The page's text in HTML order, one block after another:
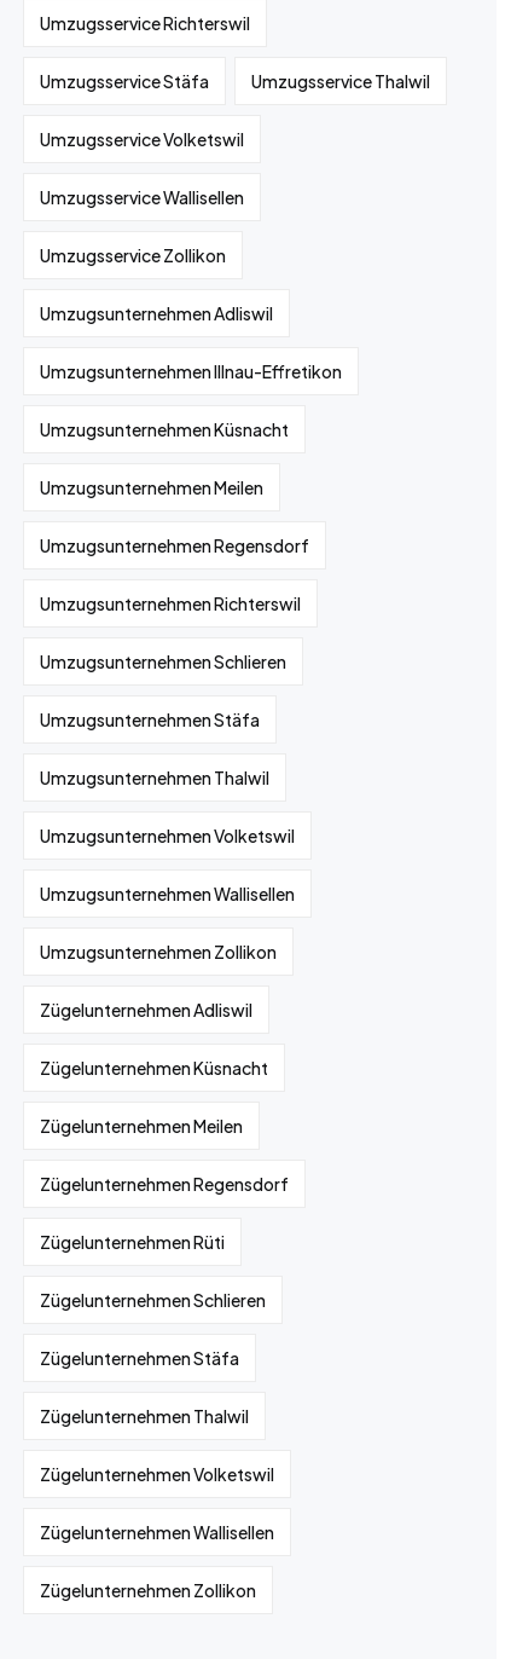
Umzugsservice Richterswil
Umzugsservice Stäfa Umzugsservice Thalwil
Umzugsservice Volketswil
Umzugsservice Wallisellen
Umzugsservice Zollikon
Umzugsunternehmen Adliswil
Umzugsunternehmen Illnau-Effretikon
Umzugsunternehmen Küsnacht
Umzugsunternehmen Meilen
Umzugsunternehmen Regensdorf
Umzugsunternehmen Richterswil
Umzugsunternehmen Schlieren
Umzugsunternehmen Stäfa
Umzugsunternehmen Thalwil
Umzugsunternehmen Volketswil
Umzugsunternehmen Wallisellen
Umzugsunternehmen Zollikon
Zügelunternehmen Adliswil
Zügelunternehmen Küsnacht
Zügelunternehmen Meilen
Zügelunternehmen Regensdorf
Zügelunternehmen Rüti
Zügelunternehmen Schlieren
Zügelunternehmen Stäfa
Zügelunternehmen Thalwil
Zügelunternehmen Volketswil
Zügelunternehmen Wallisellen
Zügelunternehmen Zollikon